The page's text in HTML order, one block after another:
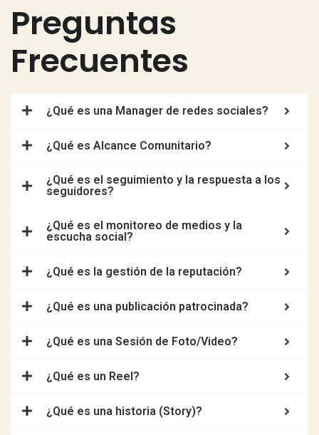
Preguntas
Frecuentes
¿Qué es una Manager de redes sociales?
¿Qué es Alcance Comunitario?
¿Qué es el seguimiento y la respuesta a los
seguidores?
¿Qué es el monitoreo de medios y la
escucha social?
¿Qué es la gestión de la reputación?
¿Qué es una publicación patrocinada?
¿Qué es una Sesión de Foto/Video?
¿Qué es un Reel?
¿Qué es una historia (Story)?